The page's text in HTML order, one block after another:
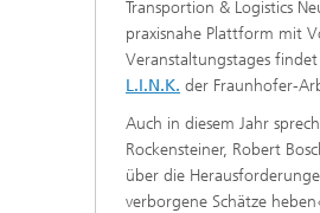
Transportion & Logistics
praxisnahe Plattform mit
Veranstaltungstages
L.I.N.K. der Fraunhofer-
Auch in diesem Jahr
Rockensteiner, Robert
über die
verborgene Schätze